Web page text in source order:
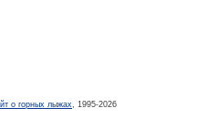
о горных лыжах, 1995-2026